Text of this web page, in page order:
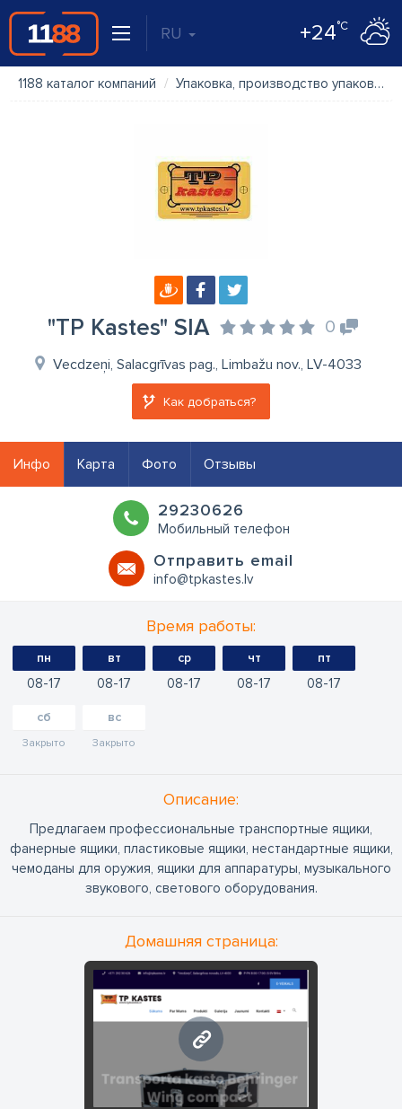
RU +24°C
1188 каталог компаний Упаковка, производство упаковки
"TP Kastes" SIA 0
Vecdzeņi, Salacgrīvas pag., Limbažu nov., LV-4033
Как добраться?
Инфо Карта Фото Отзывы
29230626
Мобильный телефон
Oтправить email
info@tpkastes.lv
Время работы:
пн
08 17
вт
08 17
ср
08 17
чт
08 17
пт
08 17
сб
Закрыто
вс
Закрыто
Oписание:
Предлагаем профессиональные транспортные ящики,
фанерные ящики, пластиковые ящики, нестандартные ящики,
чемоданы для оружия, ящики для аппаратуры, музыкального
звукового, светового оборудования.
Домашняя страница: